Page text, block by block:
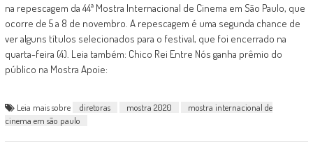
na repescagem da 44ª Mostra Internacional de Cinema em São Paulo, que
ocorre de 5 a 8 de novembro. A repescagem é uma segunda chance de
ver alguns títulos selecionados para o festival, que foi encerrado na
quarta-feira (4). Leia também: Chico Rei Entre Nós ganha prêmio do
público na Mostra Apoie:
Leia mais sobre diretoras mostra 2020
mostra internacional de
cinema em são paulo